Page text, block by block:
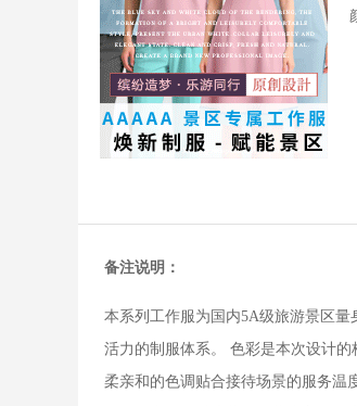
备注说明：
本系列工作服为国内5A级旅游景区
活力的制服体系。 色彩是本次设计
柔亲和的色调贴合接待场景的服务温